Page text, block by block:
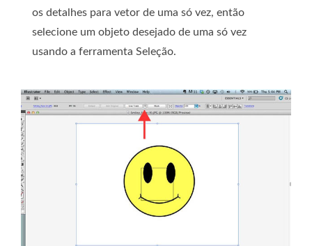
os detalhes para vetor de uma só vez, então
selecione um objeto desejado de uma só vez
usando a ferramenta Seleção.